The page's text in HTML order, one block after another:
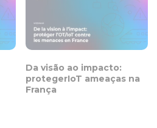
Da visão ao impacto:
protegerIoT ameaças na
França